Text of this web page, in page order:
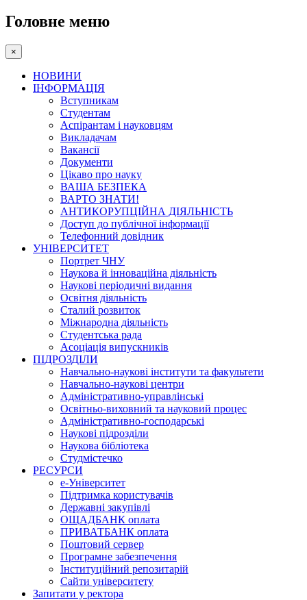
Головне меню
×
НОВИНИ
ІНФОРМАЦІЯ
Вступникам
Студентам
Аспірантам і науковцям
Викладачам
Вакансії
Документи
Цікаво про науку
ВАША БЕЗПЕКА
ВАРТО ЗНАТИ!
АНТИКОРУПЦІЙНА ДІЯЛЬНІСТЬ
Доступ до публічної інформації
Телефонний довідник
УНІВЕРСИТЕТ
Портрет ЧНУ
Наукова й інноваційна діяльність
Наукові періодичні видання
Освітня діяльність
Сталий розвиток
Міжнародна діяльність
Студентська рада
Асоціація випускників
ПІДРОЗДІЛИ
Навчально-наукові інститути та факультети
Навчально-наукові центри
Адміністративно-управлінські
Освітньо-виховний та науковий процес
Адміністративно-господарські
Наукові підрозділи
Наукова бібліотека
Студмістечко
РЕСУРСИ
е-Університет
Підтримка користувачів
Державні закупівлі
ОЩАДБАНК оплата
ПРИВАТБАНК оплата
Поштовий сервер
Програмне забезпечення
Інституційний репозитарій
Сайти університету
Запитати у ректора